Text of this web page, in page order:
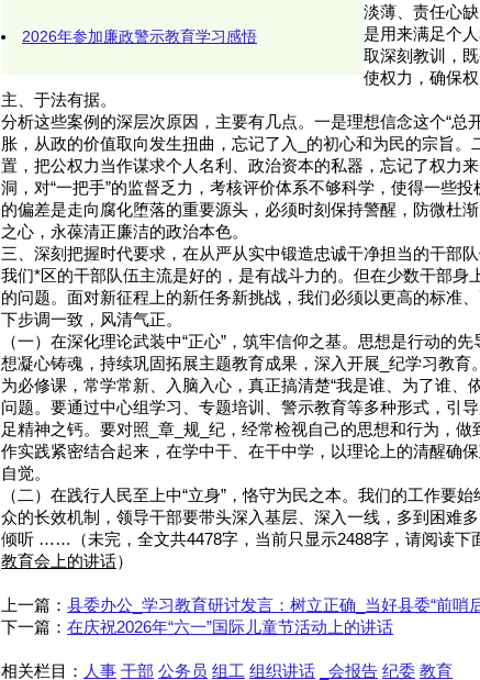
2026年参加廉政警示教育学习感悟
淡薄、责任心
是用来满足个
取深刻教训，
使权力，确保
主、于法有据。
分析这些案例的深层次原因，主要有几点。一是理想信念这个“总
胀，从政的价值取向发生扭曲，忘记了入_的初心和为民的宗旨
置，把公权力当作谋求个人名利、政治资本的私器，忘记了权力
洞，对“一把手”的监督乏力，考核评价体系不够科学，使得一些
的偏差是走向腐化堕落的重要源头，必须时刻保持警醒，防微杜
之心，永葆清正廉洁的政治本色。
三、深刻把握时代要求，在从严从实中锻造忠诚干净担当的干部
我们*区的干部队伍主流是好的，是有战斗力的。但在少数干部
的问题。面对新征程上的新任务新挑战，我们必须以更高的标准
下步调一致，风清气正。
（一）在深化理论武装中“正心”，筑牢信仰之基。思想是行动的
想凝心铸魂，持续巩固拓展主题教育成果，深入开展_纪学习教
为必修课，常学常新、入脑入心，真正搞清楚“我是谁、为了谁、
问题。要通过中心组学习、专题培训、警示教育等多种形式，引
足精神之钙。要对照_章_规_纪，经常检视自己的思想和行为，
作实践紧密结合起来，在学中干、在干中学，以理论上的清醒确
自觉。
（二）在践行人民至上中“立身”，恪守为民之本。我们的工作要
众的长效机制，领导干部要带头深入基层、深入一线，多到困难
倾听 ……（未完，全文共4478字，当前只显示2488字，请阅读下
教育会上的讲话）
上一篇： 县委办公_学习教育研讨发言：树立正确_当好县委“前哨
下一篇： 在庆祝2026年“六一”国际儿童节活动上的讲话
相关栏目： 人事 干部 公务员 组工 组织讲话 _会报告 纪委 教育